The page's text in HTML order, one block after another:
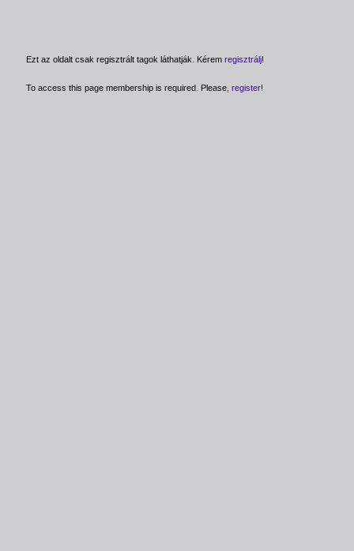
Ezt az oldalt csak regisztrált tagok láthatják. Kérem regisztrálj!
To access this page membership is required. Please, register!